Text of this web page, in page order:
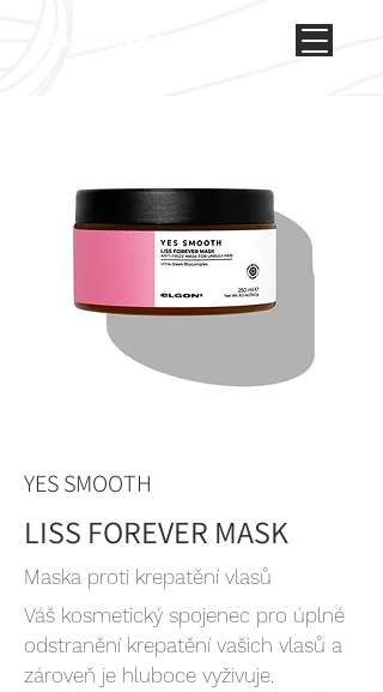
YES SMOOTH
LISS FOREVER MASK
Maska proti krepatění vlasů
Váš kosmetický spojenec pro úplné
odstranění krepatění vašich vlasů a
zároveň je hluboce vyživuje.